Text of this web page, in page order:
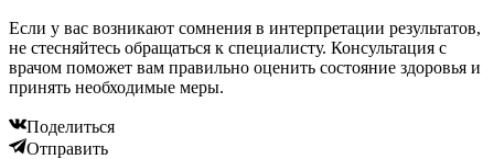
Если у вас возникают сомнения в интерпретации результатов,
не стесняйтесь обращаться к специалисту. Консультация с
врачом поможет вам правильно оценить состояние здоровья и
принять необходимые меры.
Поделиться
Отправить